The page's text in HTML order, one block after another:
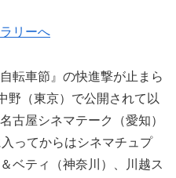
リーへ
転車節』の快進撃が止まら
野（東京）で公開されて以
古屋シネマテーク（愛知）
ってからはシネマチュプ
ベティ（神奈川）、川越ス